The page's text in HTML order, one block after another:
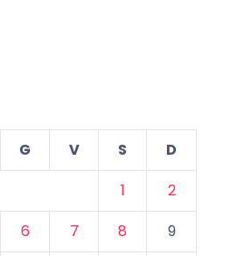
G V S
D
1
2
6 7 8
9